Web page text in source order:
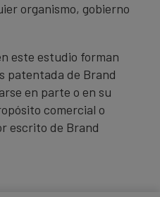
organismo, gobierno
este estudio forman
patentada de Brand
en parte o en su
comercial o
escrito de Brand